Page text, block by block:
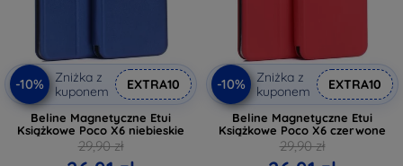
-10%
Zniżka z
kuponem
EXTRA10
Beline Magnetyczne Etui
Książkowe Poco X6 niebieskie
29,90 zł
-10%
Zniżka z
kuponem
EXTRA10
Beline Magnetyczne Etui
Książkowe Poco X6 czerwone
29,90 zł